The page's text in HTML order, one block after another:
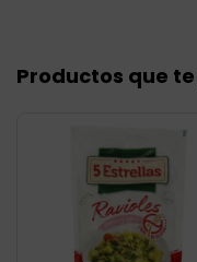
Productos que